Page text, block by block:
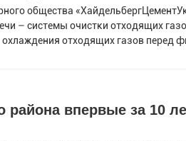
общества
– системы очистки отходящих
отходящих газов перед
района впервые за 10